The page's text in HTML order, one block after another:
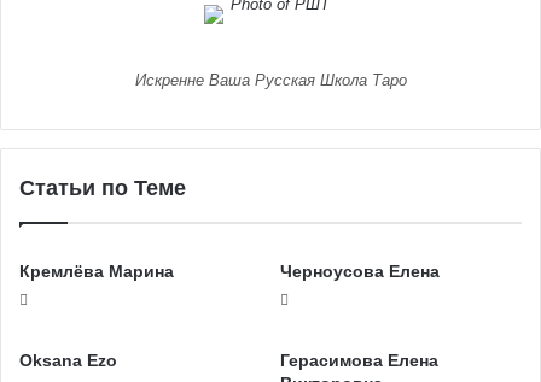
Искренне Ваша Русская Школа Таро
Статьи по Теме
Кремлёва Марина Черноусова Елена
Oksana Ezo
Герасимова Елена